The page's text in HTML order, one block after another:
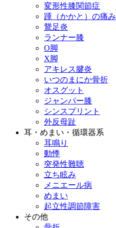
変形性膝関節症
踵（かかと）の痛み
鵞足炎
ランナー膝
O脚
X脚
アキレス腱炎
いつのまにか骨折
オスグット
ジャンパー膝
シンスプリント
外反母趾
耳・めまい・循環器系
耳鳴り
動悸
突発性難聴
立ち眩み
メニエール病
めまい
起立性調節障害
その他